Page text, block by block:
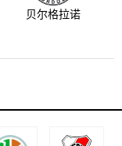
贝尔格拉诺